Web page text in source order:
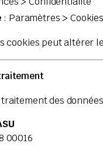
: Paramètres >
cookies peut altérer
des
00016